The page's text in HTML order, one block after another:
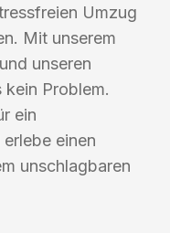
Umzug
Mit unserem
unseren
Problem.
ein
einen
unschlagbaren